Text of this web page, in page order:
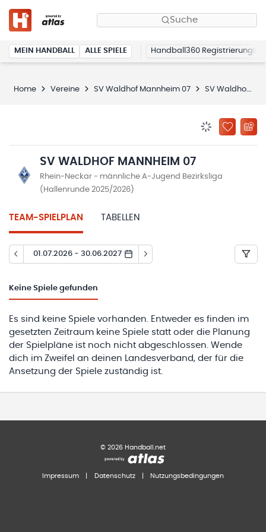
Suche
MEIN HANDBALL ALLE SPIELE Handball360 Registrierung
Home Vereine SV Waldhof Mannheim 07 SV Waldhof Mannheim 07
ZU
SV WALDHOF MANNHEIM 07
Rhein-Neckar - männliche A-Jugend Bezirksliga
(Hallenrunde 2025/2026)
TEAM-SPIELPLAN TABELLEN
01.07.2026 - 30.06.2027
Keine Spiele gefunden
Es sind keine Spiele vorhanden. Entweder es finden im
gesetzten Zeitraum keine Spiele statt oder die Planung
der Spielpläne ist noch nicht abgeschlossen. Wende
dich im Zweifel an deinen Landesverband, der für die
Ansetzung der Spiele zuständig ist.
© 2026 Handball.net
Impressum Datenschutz Nutzungsbedingungen